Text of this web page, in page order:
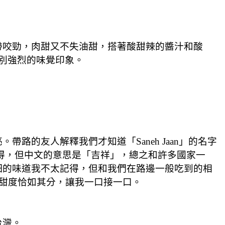
勁，肉甜又不失油甜，搭著酸甜辣的醬汁和酸
強烈的味覺印象。
路的友人解釋我們才知道「Saneh Jaan」的名字
，但中文的意思是「吉祥」，總之和許多國家一
味道我不太記得，但和我們在路邊一般吃到的相
度恰如其分，讓我一口接一口。
。